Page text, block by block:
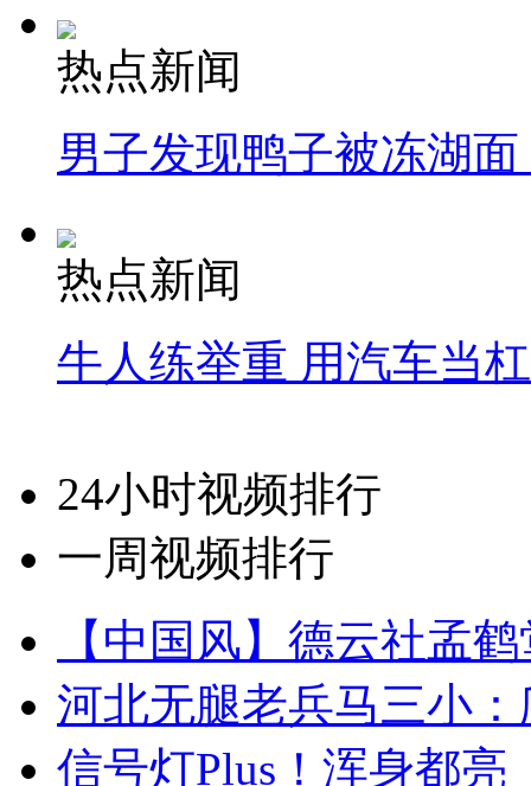
热点新闻
男子发现鸭子被冻湖
热点新闻
牛人练举重 用汽车当
24小时视频排行
一周视频排行
【中国风】德云社孟
河北无腿老兵马三小
信号灯Plus！浑身都亮